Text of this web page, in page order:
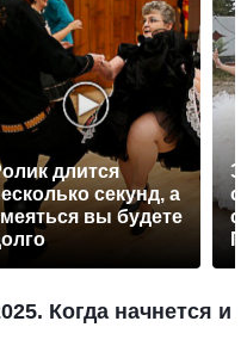
длится
секунд, а
вы будете
Когда начнется и